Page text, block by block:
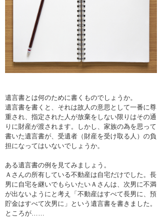
遺言書とは何のために書くものでしょうか。
遺言書を書くと、それは故人の意思として一番に尊
重され、指定された人が放棄をしない限りはその通
りに財産が渡されます。しかし、家族の為を思って
書いた遺言書が、受遺者（財産を受け取る人）の負
担になってはいないでしょうか。
ある遺言書の例を見てみましょう。
Ａさんの所有している不動産は自宅だけでした。長
男に自宅を継いでもらいたいＡさんは、次男に不満
が出ないようにと考え「不動産はすべて長男に、預
貯金はすべて次男に」という遺言書を書きました。
ところが……